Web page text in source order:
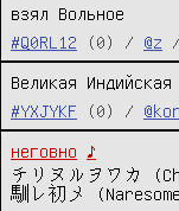
взял Вольное
#Q0RL12
(0) / @z
Великая Индийская
#YXJYKF
(0) /
неговно
♪
チリヌルヲワカ
馴レ初メ